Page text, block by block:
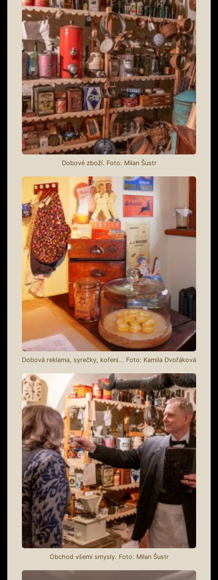
Dobové zboží. Foto: Milan Šustr
Dobová reklama, syrečky, koření... Foto: Kamila Dvořáková
Obchod všemi smysly. Foto: Milan Šustr